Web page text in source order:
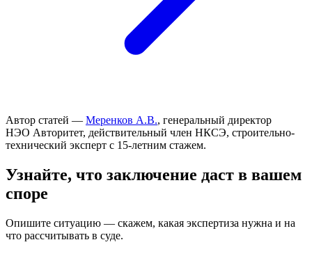
Автор статей — Меренков А.В., генеральный директор
НЭО Авторитет, действительный член НКСЭ, строительно-
технический эксперт с 15-летним стажем.
Узнайте, что заключение даст в вашем
споре
Опишите ситуацию — скажем, какая экспертиза нужна и на
что рассчитывать в суде.